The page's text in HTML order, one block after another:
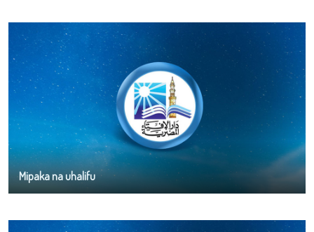
Mipaka na uhalifu